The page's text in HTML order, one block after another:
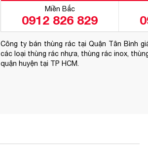
Miền Bắc
0912 826 829
Công ty bán thùng rác tại Quận Tân Bình
các loại thùng rác nhựa, thùng rác inox,
quận huyện tại TP HCM.